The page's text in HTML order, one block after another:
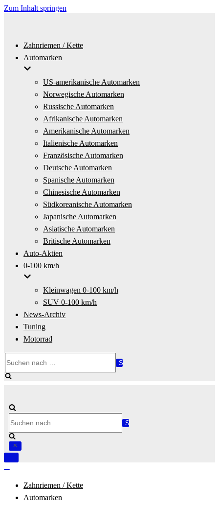
Zum Inhalt springen
Zahnriemen / Kette
Automarken
US-amerikanische Automarken
Norwegische Automarken
Russische Automarken
Afrikanische Automarken
Amerikanische Automarken
Italienische Automarken
Französische Automarken
Deutsche Automarken
Spanische Automarken
Chinesische Automarken
Südkoreanische Automarken
Japanische Automarken
Asiatische Automarken
Britische Automarken
Auto-Aktien
0-100 km/h
Kleinwagen 0-100 km/h
SUV 0-100 km/h
News-Archiv
Tuning
Motorrad
nach …
nach …
Navigation
Zahnriemen / Kette
Automarken